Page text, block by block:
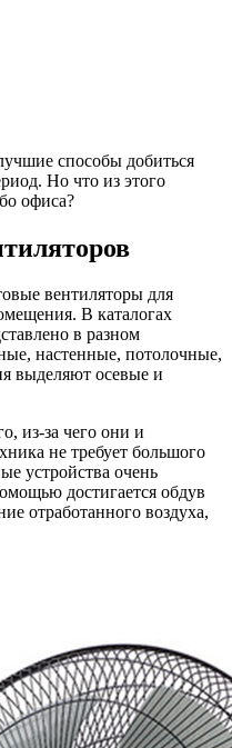
способы добиться
Но что из этого
офиса?
вентиляторы для
В каталогах
в разном
настенные, потолочные,
выделяют осевые и
из-за чего они и
не требует большого
устройства очень
достигается обдув
отработанного воздуха,